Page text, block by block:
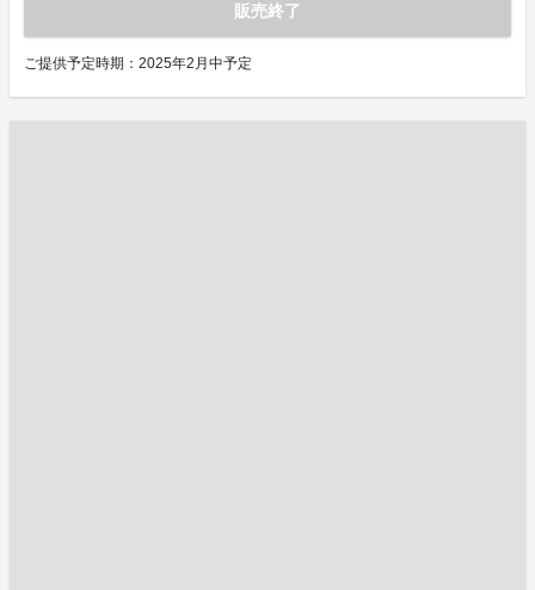
販売終了
ご提供予定時期：2025年2月中予定